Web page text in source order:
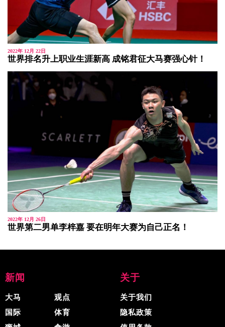
2022年 12月 22日
世界排名升上职业生涯新高 成铭君征大马赛强心针！
2022年 12月 26日
世界第二男单李梓嘉 要在明年大赛为自己正名！
新闻
大马
国际
观点
体育
关于
关于我们
隐私政策